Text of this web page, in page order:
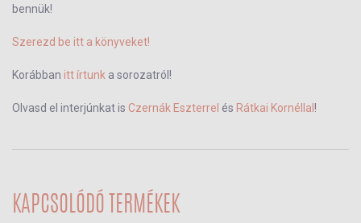
bennük!
Szerezd be itt a könyveket!
Korábban itt írtunk a sorozatról!
Olvasd el interjúnkat is Czernák Eszterrel és Rátkai Kornéllal !
KAPCSOLÓDÓ TERMÉKEK